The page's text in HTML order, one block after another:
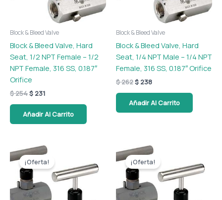
Block & Bleed Valve
Block & Bleed Valve, Hard
Seat, 1/2 NPT Female – 1/2
NPT Female, 316 SS, 0.187″
Orifice
$254$ 231
Añadir Al Carrito
Block & Bleed Valve
Block & Bleed Valve, Hard
Seat, 1/4 NPT Male – 1/4 NPT
Female, 316 SS, 0.187″ Orifice
$262$ 238
Añadir Al Carrito
¡Oferta!
El
precio
original
era:
$ 217.
El
precio
actual
es:
$ 197.
¡Oferta!
El
precio
original
era:
$ 127.
El
precio
actual
es:
$ 115.